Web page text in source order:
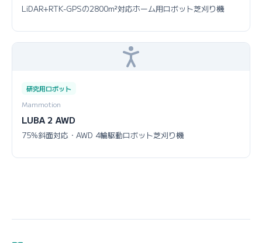
LiDAR+RTK-GPSの2800m²対応ホーム用ロボット芝刈り機
研究用ロボット
Mammotion
LUBA 2 AWD
75%斜面対応・AWD 4輪駆動ロボット芝刈り機